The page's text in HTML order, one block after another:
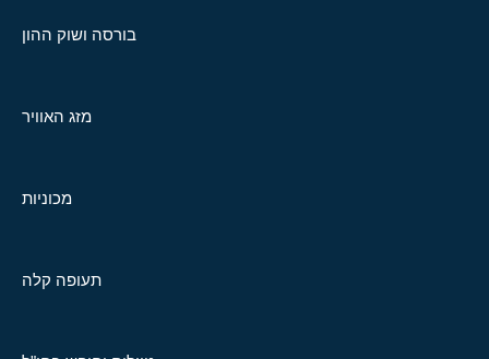
בורסה ושוק ההון
מזג האוויר
מכוניות
תעופה קלה